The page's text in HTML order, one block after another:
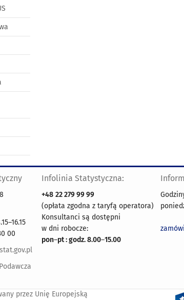
00
Infolinia Statystyczna:
+48 22 279 99 99
(opłata zgodna z taryfą operatora)
Konsultanci są dostępni
w dni robocze:
pon–pt : godz. 8.00–15.00
przez Unię Europejską